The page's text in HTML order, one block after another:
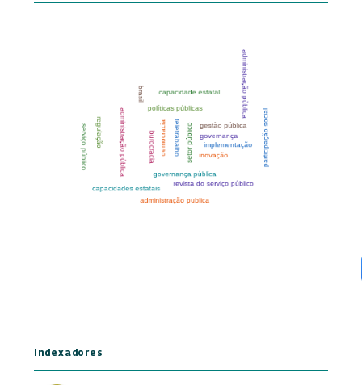
Indexadores